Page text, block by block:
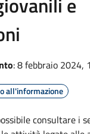
: 8 febbraio 2024,
all'informazione
consultare i